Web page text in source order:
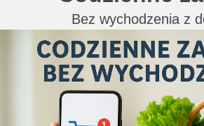
Bez wychodzenia z